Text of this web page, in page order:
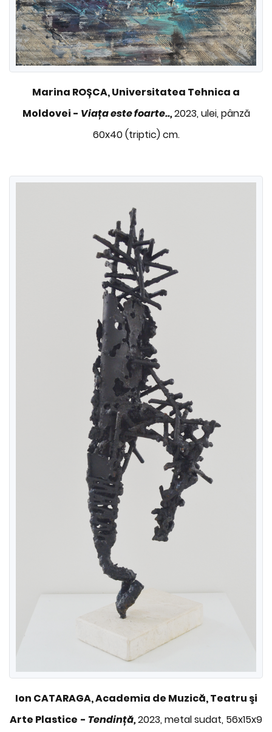
Marina ROȘCA, Universitatea Tehnica a
Moldovei - Viața este foarte..,2023, ulei, pânză
60x40 (triptic) cm.
Ion CATARAGA, Academia de Muzică, Teatru şi
Arte Plastice - Tendință,2023, metal sudat, 56x15x9